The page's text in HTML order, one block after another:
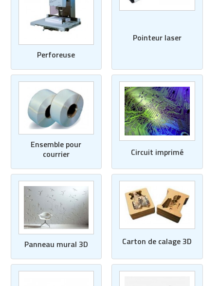
Perforeuse
Pointeur laser
Ensemble pour
courrier
Circuit imprimé
Panneau mural 3D Carton de calage 3D